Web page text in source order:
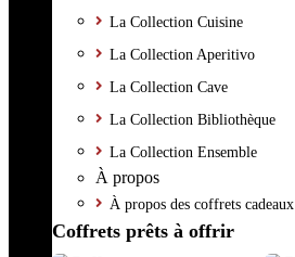
La Collection Cuisine
La Collection Aperitivo
La Collection Cave
La Collection Bibliothèque
La Collection Ensemble
À propos
À propos des coffrets cadeaux
Coffrets prêts à offrir